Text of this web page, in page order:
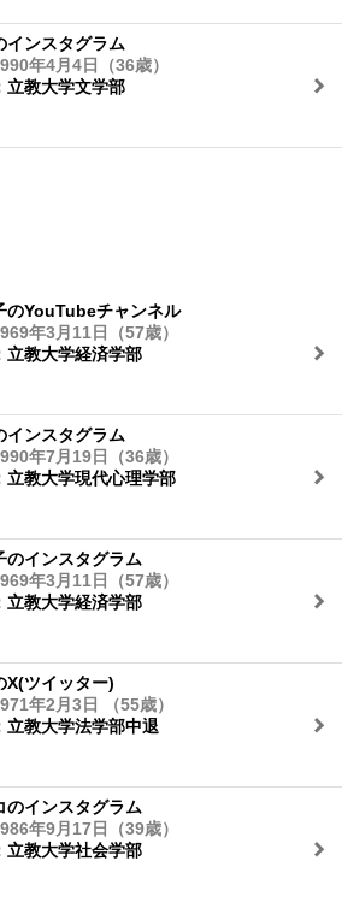
インスタグラム
年4月4日（36歳）
立教大学文学部
のYouTubeチャンネル
年3月11日（57歳）
立教大学経済学部
インスタグラム
年7月19日（36歳）
立教大学現代心理学部
のインスタグラム
年3月11日（57歳）
立教大学経済学部
X(ツイッター)
年2月3日 （55歳）
立教大学法学部中退
のインスタグラム
年9月17日（39歳）
立教大学社会学部